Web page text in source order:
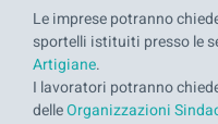
Le imprese potranno
sportelli istituiti presso le
Artigiane.
I lavoratori potranno
delleOrganizzazioni